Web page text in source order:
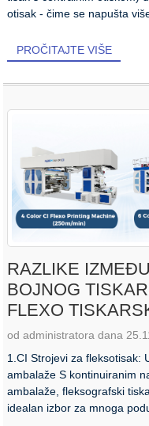
otisak - čime se napušta
PROČITAJTE VIŠE
RAZLIKE
BOJNOG
FLEXO
od administratora dana
1.CI Strojevi za fleksotisak:
ambalaže S kontinuiranim
ambalaže, fleksografski
idealan izbor za mnoga